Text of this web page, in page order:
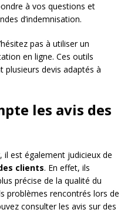
à vos questions et
d’indemnisation.
pas à utiliser un
en ligne. Ces outils
plusieurs devis adaptés à
les avis des
il est également judicieux de
clients. En effet, ils
précise de la qualité du
problèmes rencontrés lors de
consulter les avis sur des